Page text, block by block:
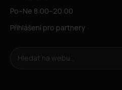
Po–Ne 8:00–20:00
Přihlášení pro partnery
Hledat na webu